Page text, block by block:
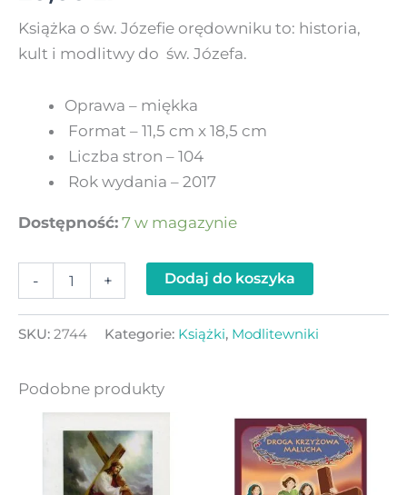
Książka o św. Józefie orędowniku to: historia,
kult i modlitwy do św. Józefa.
Oprawa – miękka
Format – 11,5 cm x 18,5 cm
Liczba stron – 104
Rok wydania – 2017
Dostępność: 7 w magazynie
- + Dodaj do koszyka
SKU: 2744 Kategorie: Książki, Modlitewniki
Podobne produkty